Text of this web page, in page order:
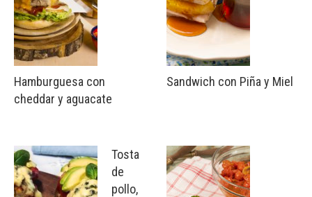
Hamburguesa con
cheddar y aguacate
Tosta
de
pollo,
Sandwich con Piña y Miel